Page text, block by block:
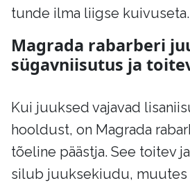
tunde ilma liigse kuivuseta.
Magrada rabarberi
sügavniisutus ja
Kui juuksed vajavad
hooldust, on Magrada
tõeline päästja. See toitev
silub juuksekiudu, muutes